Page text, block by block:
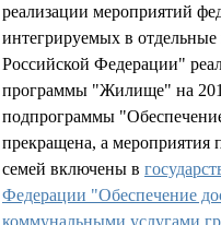
реализации мероприятий
интегрируемых в
Российской Федерации"
программы "Жилище" на
подпрограммы
прекращена, а
семей включены в
Федерации "Обеспечение
коммунальными услугами